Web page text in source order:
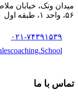
میدان ونک، خیابان
۵۶، واحد ۱، طبقه اول
۰۲۱-۷۴۳۹۱۵۳۹
تماس با ما